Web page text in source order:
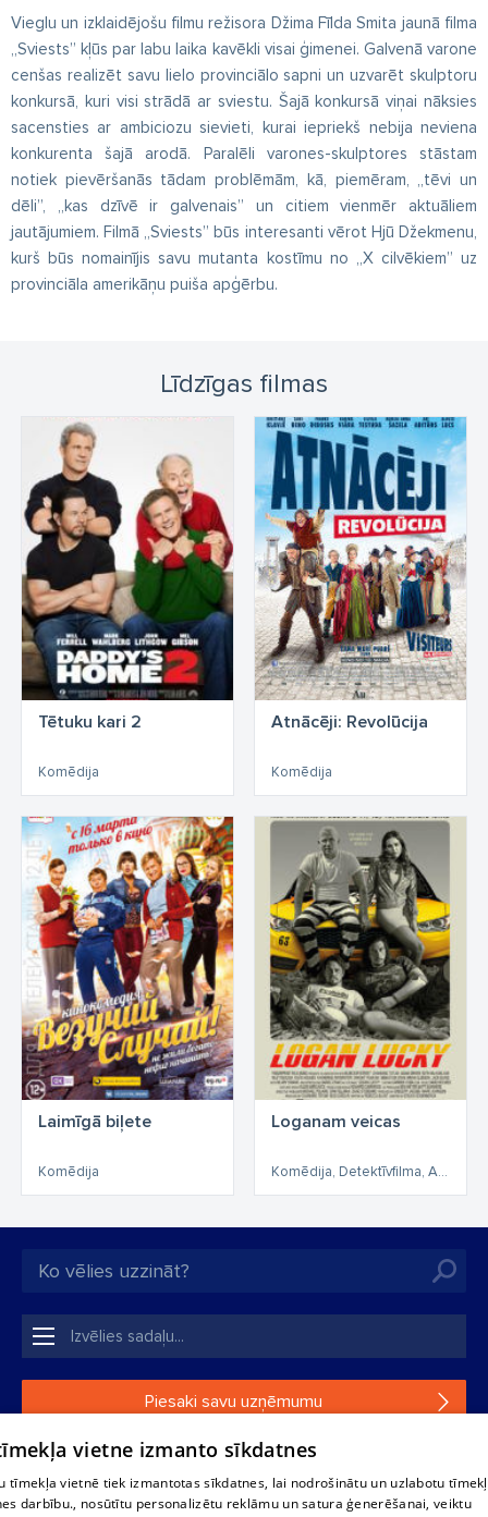
Vieglu un izklaidējošu filmu režisora Džima Fīlda Smita jaunā filma
„Sviests” kļūs par labu laika kavēkli visai ģimenei. Galvenā varone
cenšas realizēt savu lielo provinciālo sapni un uzvarēt skulptoru
konkursā, kuri visi strādā ar sviestu. Šajā konkursā viņai nāksies
sacensties ar ambiciozu sievieti, kurai iepriekš nebija neviena
konkurenta šajā arodā. Paralēli varones-skulptores stāstam
notiek pievēršanās tādam problēmām, kā, piemēram, „tēvi un
dēli”, „kas dzīvē ir galvenais” un citiem vienmēr aktuāliem
jautājumiem. Filmā „Sviests” būs interesanti vērot Hjū Džekmenu,
kurš būs nomainījis savu mutanta kostīmu no „X cilvēkiem” uz
provinciāla amerikāņu puiša apģērbu.
Līdzīgas filmas
Tētuku kari 2
Komēdija
Atnācēji: Revolūcija
Komēdija
Laimīgā biļete
Komēdija
Loganam veicas
Komēdija, Detektīvfilma, Asa sižeta
Piesaki savu uzņēmumu
Ja tavs uzņēmums nav mūsu datubāzē, aizpildi vienkāršu
vietne izmanto sīkdatnes
tīmekļa vietnē tiek izmantotas sīkdatnes, lai nodrošinātu un uzlabotu
darbību., nosūtītu personalizētu reklāmu un satura ģenerēšanai, veiktu